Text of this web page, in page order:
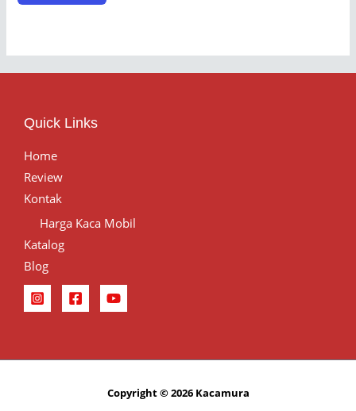
Quick Links
Home
Review
Kontak
Harga Kaca Mobil
Katalog
Blog
Copyright © 2026 Kacamura